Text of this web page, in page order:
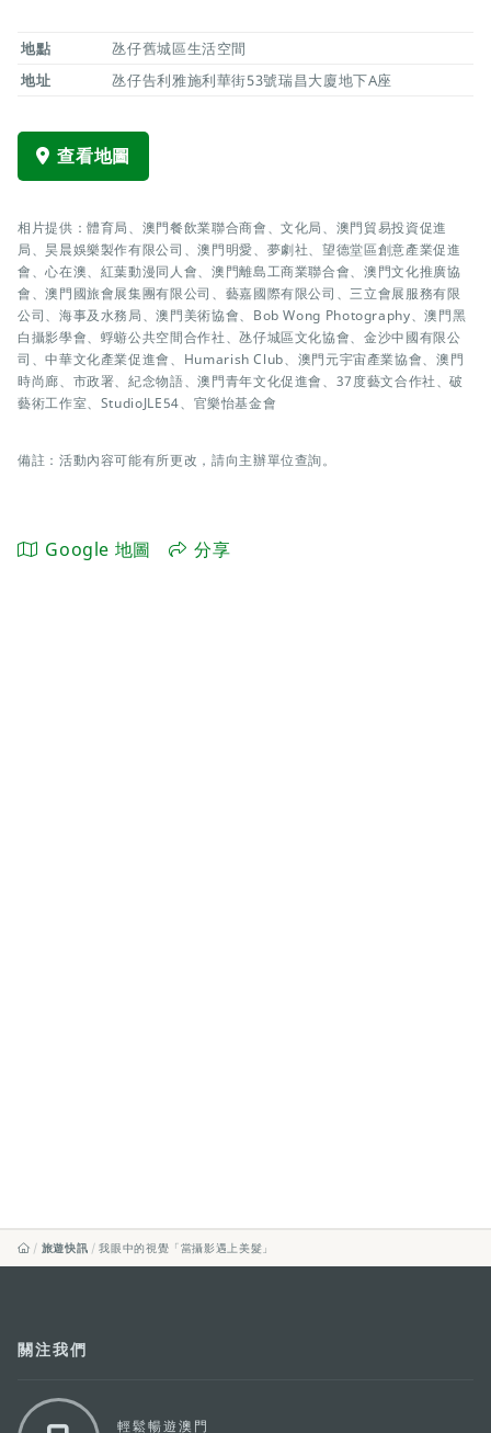
地點
氹仔舊城區生活空間
地址
氹仔告利雅施利華街53號瑞昌大廈地下A座
查看地圖
相片提供：體育局、澳門餐飲業聯合商會、文化局、澳門貿易投資促進
局、昊晨娛樂製作有限公司、澳門明愛、夢劇社、望德堂區創意產業促進
會、心在澳、紅葉動漫同人會、澳門離島工商業聯合會、澳門文化推廣協
會、澳門國旅會展集團有限公司、藝嘉國際有限公司、三立會展服務有限
公司、海事及水務局、澳門美術協會、Bob Wong Photography、澳門黑
白攝影學會、蜉蝣公共空間合作社、氹仔城區文化協會、金沙中國有限公
司、中華文化產業促進會、Humarish Club、澳門元宇宙產業協會、澳門
時尚廊、市政署、紀念物語、澳門青年文化促進會、37度藝文合作社、破
藝術工作室、StudioJLE54、官樂怡基金會
備註：活動內容可能有所更改，請向主辦單位查詢。
Google 地圖 分享
旅遊快訊 我眼中的視覺「當攝影遇上美髮」
關注我們
輕鬆暢遊澳門